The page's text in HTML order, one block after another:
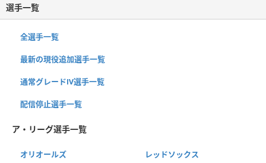
選手一覧
全選手一覧
最新の現役追加選手一覧
通常グレードⅣ選手一覧
配信停止選手一覧
ア・リーグ選手一覧
オリオールズ レッドソックス